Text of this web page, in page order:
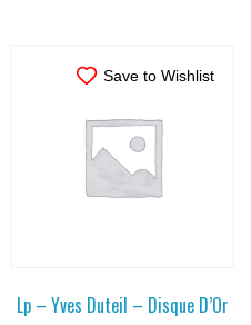
Save to Wishlist
Lp – Yves Duteil – Disque D’Or